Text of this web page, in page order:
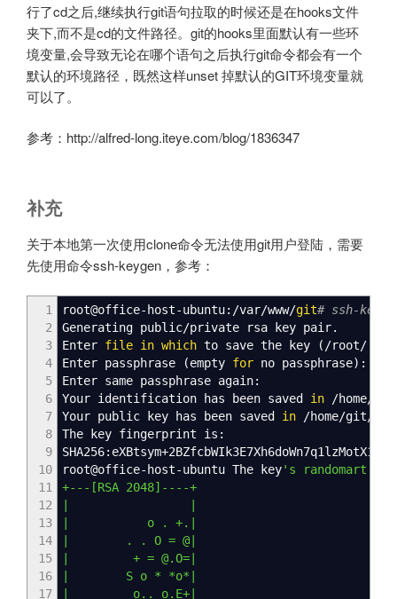
行了cd之后,继续执行git语句拉取的时候还是在hooks文件
夹下,而不是cd的文件路径。git的hooks里面默认有一些环
境变量,会导致无论在哪个语句之后执行git命令都会有一个
默认的环境路径，既然这样unset 掉默认的GIT环境变量就
可以了。
参考：http://alfred-long.iteye.com/blog/1836347
补充
关于本地第一次使用clone命令无法使用git用户登陆，需要
先使用命令ssh-keygen，参考：
1
2
3
4
5
6
7
8
9
10
11
12
13
14
15
16
17
root@office-host-ubuntu: /var/www/git# ssh-
Generating public/private rsa key pair.
Enter file in which to save the key (/root/
Enter passphrase
(empty for no passphrase) :
Enter same passphrase again:
Your identification has been saved in /home/
Your public key has been saved in /home/git/
The key fingerprint is:
root@office-host-ubuntu The key's randomart
+---[RSA 2048]----+
| o . +.|
| . . O = @|
| + = @.O=|
| S o * *o*|
| o.. o.E+|